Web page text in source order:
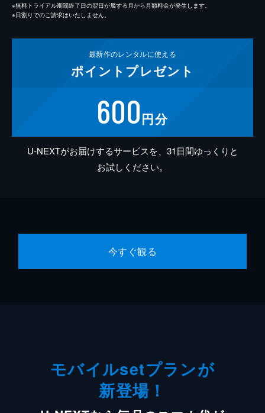
※無料トライアル期間終了日の翌日が属する月から月額料金が発生します。
※日割りでのご請求はいたしません。
最新作のレンタルに使える
ポイント プレゼント
600円分
U-NEXTがお届けするサービスを、31日間ゆっくりと
お試しください。
今すぐ観る
モバイルsetプランが
新登場！